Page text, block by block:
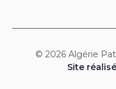
© 2026 Algérie
Site